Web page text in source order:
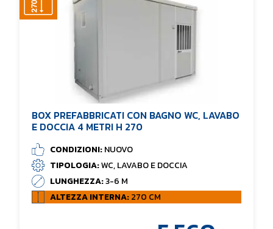
BOX PREFABBRICATI CON BAGNO WC, LAVABO
E DOCCIA 4 METRI H 270
CONDIZIONI:NUOVO
TIPOLOGIA:WC, LAVABO E DOCCIA
LUNGHEZZA:3-6 M
ALTEZZA INTERNA:270 CM